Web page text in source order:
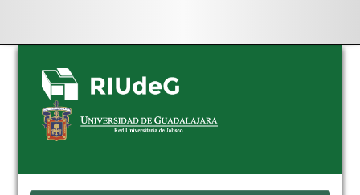
Skip
navigation